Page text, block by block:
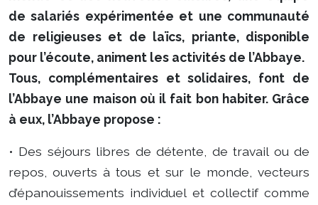
de salariés expérimentée et une communauté
de religieuses et de laïcs, priante, disponible
pour l’écoute, animent les activités de l’Abbaye.
Tous, complémentaires et solidaires, font de
l’Abbaye une maison où il fait bon habiter. Grâce
à eux, l’Abbaye propose :
• Des séjours libres de détente, de travail ou de
repos, ouverts à tous et sur le monde, vecteurs
d’épanouissements individuel et collectif comme